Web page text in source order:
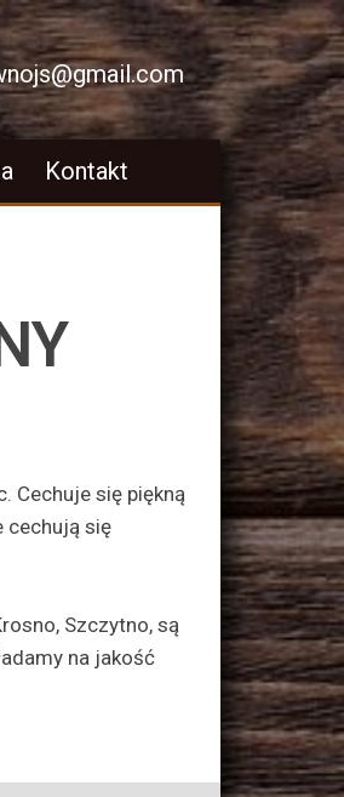
Kontakt
Cechuje się piękną
cechują się
Szczytno, są
na jakość